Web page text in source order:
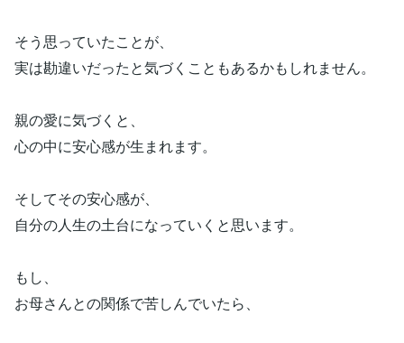
そう思っていたことが、
実は勘違いだったと気づくこともあるかもしれません。
親の愛に気づくと、
心の中に安心感が生まれます。
そしてその安心感が、
自分の人生の土台になっていくと思います。
もし、
お母さんとの関係で苦しんでいたら、